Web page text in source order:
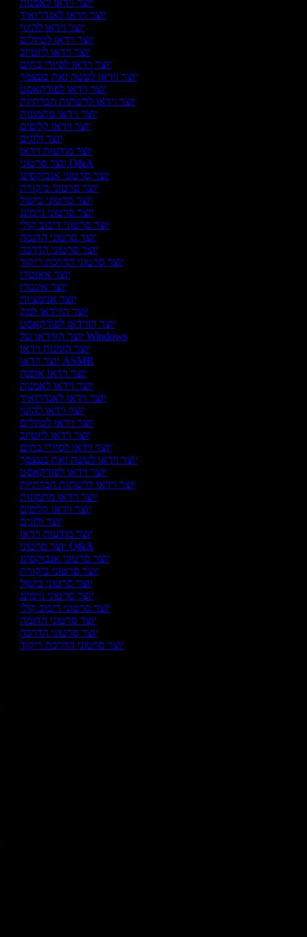
יוצר וידאו לאמנות
יוצר וידאו לאנדרואיד
יוצר וידאו להיגוי
יוצר וידאו לטיולים
יוצר וידאו ליוטיוב
יוצר וידאו לסיורי בתים
יוצר וידאו לעשה זאת בעצמך
יוצר וידאו לפודקאסט
יוצר וידאו לרשתות חברתיות
יוצר וידאו מתמונות
יוצר וידאו קליפים
יוצר ולוגים
יוצר מודעות וידאו
יוצר סרטוני Q&A
יוצר סרטוני אנבוקסינג
יוצר סרטוני ביקורת
יוצר סרטוני בישול
יוצר סרטוני גיימינג
יוצר סרטוני דיבוב קולי
יוצר סרטוני הדגמה
יוצר סרטוני הדרכה
יוצר סרטוני הדרכת ריקוד
יוצר אאוטרו
יוצר אינטרו
יוצר אנימציות
יוצר הווידאו למק
יוצר הווידאו לפודקאסט
יוצר הווידאו של Windows
יוצר הזמנות וידאו
יוצר וידאו ASMR
יוצר וידאו אופנה
יוצר וידאו לאמנות
יוצר וידאו לאנדרואיד
יוצר וידאו להיגוי
יוצר וידאו לטיולים
יוצר וידאו ליוטיוב
יוצר וידאו לסיורי בתים
יוצר וידאו לעשה זאת בעצמך
יוצר וידאו לפודקאסט
יוצר וידאו לרשתות חברתיות
יוצר וידאו מתמונות
יוצר וידאו קליפים
יוצר ולוגים
יוצר מודעות וידאו
יוצר סרטוני Q&A
יוצר סרטוני אנבוקסינג
יוצר סרטוני ביקורת
יוצר סרטוני בישול
יוצר סרטוני גיימינג
יוצר סרטוני דיבוב קולי
יוצר סרטוני הדגמה
יוצר סרטוני הדרכה
יוצר סרטוני הדרכת ריקוד